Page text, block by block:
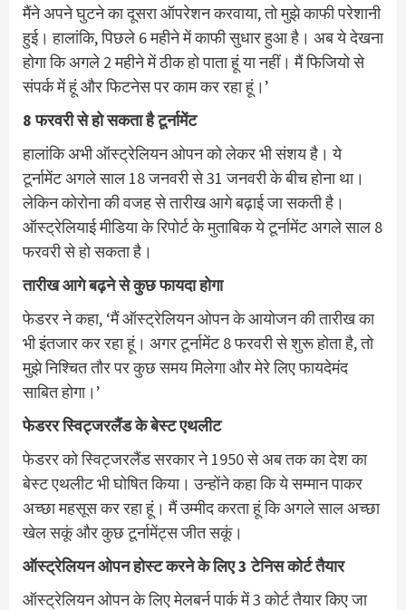
मैंने अपने घुटने का दूसरा ऑपरेशन करवाया, तो मुझे काफी परेशानी
हुई। हालांकि, पिछले 6 महीने में काफी सुधार हुआ है। अब ये देखना
होगा कि अगले 2 महीने में ठीक हो पाता हूं या नहीं। मैं फिजियो से
संपर्क में हूं और फिटनेस पर काम कर रहा हूं।’
8 फरवरी से हो सकता है टूर्नामेंट
हालांकि अभी ऑस्ट्रेलियन ओपन को लेकर भी संशय है। ये
टूर्नामेंट अगले साल 18 जनवरी से 31 जनवरी के बीच होना था।
लेकिन कोरोना की वजह से तारीख आगे बढ़ाई जा सकती है।
ऑस्ट्रेलियाई मीडिया के रिपोर्ट के मुताबिक ये टूर्नामेंट अगले साल 8
फरवरी से हो सकता है।
तारीख आगे बढ़ने से कुछ फायदा होगा
फेडरर ने कहा, ‘मैं ऑस्ट्रेलियन ओपन के आयोजन की तारीख का
भी इंतजार कर रहा हूं। अगर टूर्नामेंट 8 फरवरी से शुरू होता है, तो
मुझे निश्चित तौर पर कुछ समय मिलेगा और मेरे लिए फायदेमंद
साबित होगा।’
फेडरर स्विट्जरलैंड के बेस्ट एथलीट
फेडरर को स्विट्जरलैंड सरकार ने 1950 से अब तक का देश का
बेस्ट एथलीट भी घोषित किया। उन्होंने कहा कि ये सम्मान पाकर
अच्छा महसूस कर रहा हूं। मैं उम्मीद करता हूं कि अगले साल अच्छा
खेल सकूं और कुछ टूर्नामेंट्स जीत सकूं।
ऑस्ट्रेलियन ओपन होस्ट करने के लिए 3 टेनिस कोर्ट तैयार
ऑस्ट्रेलियन ओपन के लिए मेलबर्न पार्क में 3 कोर्ट तैयार किए जा